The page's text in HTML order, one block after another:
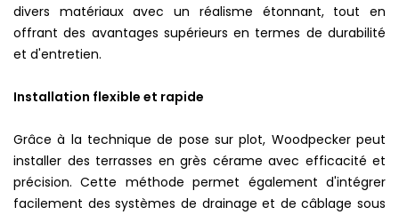
divers matériaux avec un réalisme étonnant, tout en
offrant des avantages supérieurs en termes de durabilité
et d'entretien.
Installation flexible et rapide
Grâce à la technique de pose sur plot, Woodpecker peut
installer des terrasses en grès cérame avec efficacité et
précision. Cette méthode permet également d'intégrer
facilement des systèmes de drainage et de câblage sous